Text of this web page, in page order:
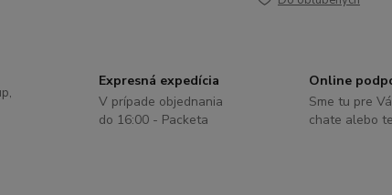
Expresná expedícia
V prípade objednania
do 16:00 - Packeta
Online
Sme tu pre
chate alebo